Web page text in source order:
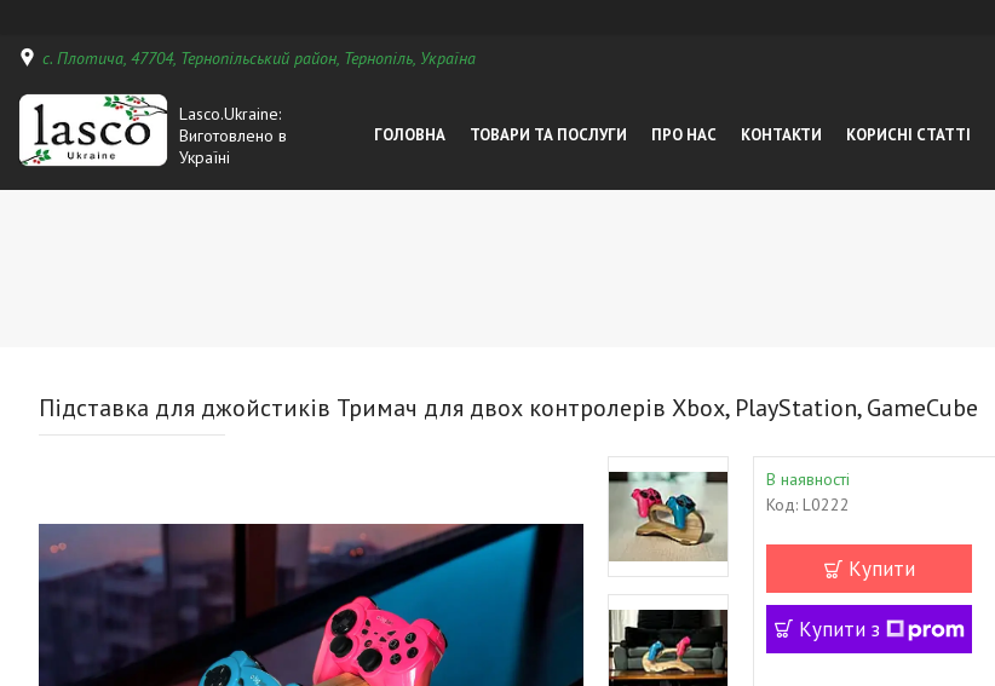
с. Плотича, 47704, Тернопільський район, Тернопіль, Україна
Lasco.Ukraine:
Виготовлено в
Україні
ГОЛОВНА ТОВАРИ ТА ПОСЛУГИ ПРО НАС КОНТАКТИ КОРИСНІ СТАТТІ
Підставка для джойстиків Тримач для двох контролерів Xbox, PlayStation, GameCube
В наявності
Код: L0222
Купити
Купити з